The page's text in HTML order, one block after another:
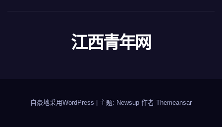
江西青年网
自豪地采用WordPress 主题: Newsup 作者 Themeansar